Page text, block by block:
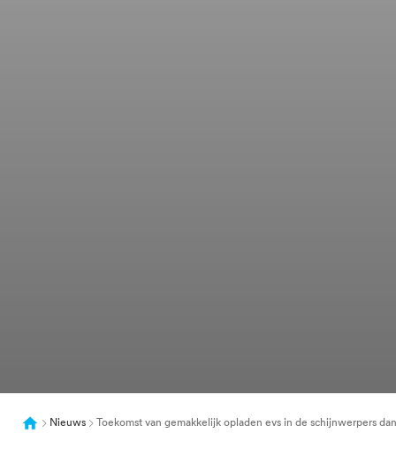
Nieuws Toekomst van gemakkelijk opladen evs in de schijnwerpers